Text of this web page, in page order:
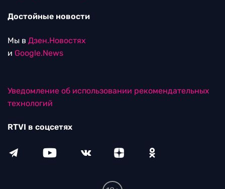
Достойные новости
Мы в Дзен.Новостях
и Google.News
Уведомление об использовании рекомендательных
технологий
RTVI в соцсетях